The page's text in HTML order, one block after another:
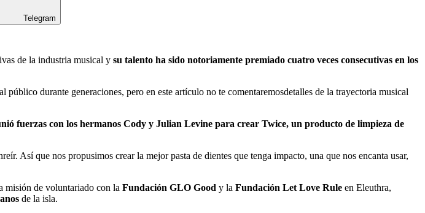
Telegram
de la industria musical y su talento ha sido notoriamente premiado cuatro veces consecutivas en los
durante generaciones, pero en este artículo no te comentaremosdetalles de la trayectoria musical
fuerzas con los hermanos Cody y Julian Levine para crear Twice, un producto de limpieza de
Así que nos propusimos crear la mejor pasta de dientes que tenga impacto, una que nos encanta usar,
misión de voluntariado con la Fundación GLO Good y la Fundación Let Love Rule en Eleuthra,
de la isla.